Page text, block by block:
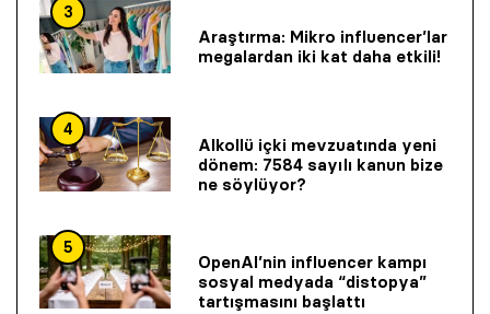
3
Araştırma: Mikro influencer’lar
megalardan iki kat daha etkili!
4
Alkollü içki mevzuatında yeni
dönem: 7584 sayılı kanun bize
ne söylüyor?
5
OpenAI’nin influencer kampı
sosyal medyada “distopya”
tartışmasını başlattı